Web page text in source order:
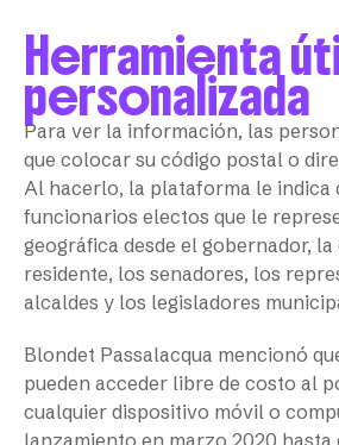
Herramienta
personalizada
Para ver la información, las
que colocar su código postal o
Al hacerlo, la plataforma le indica
funcionarios electos que le
geográfica desde el gobernador,
residente, los senadores, los
alcaldes y los legisladores
Blondet Passalacqua mencionó
pueden acceder libre de costo al
cualquier dispositivo móvil o